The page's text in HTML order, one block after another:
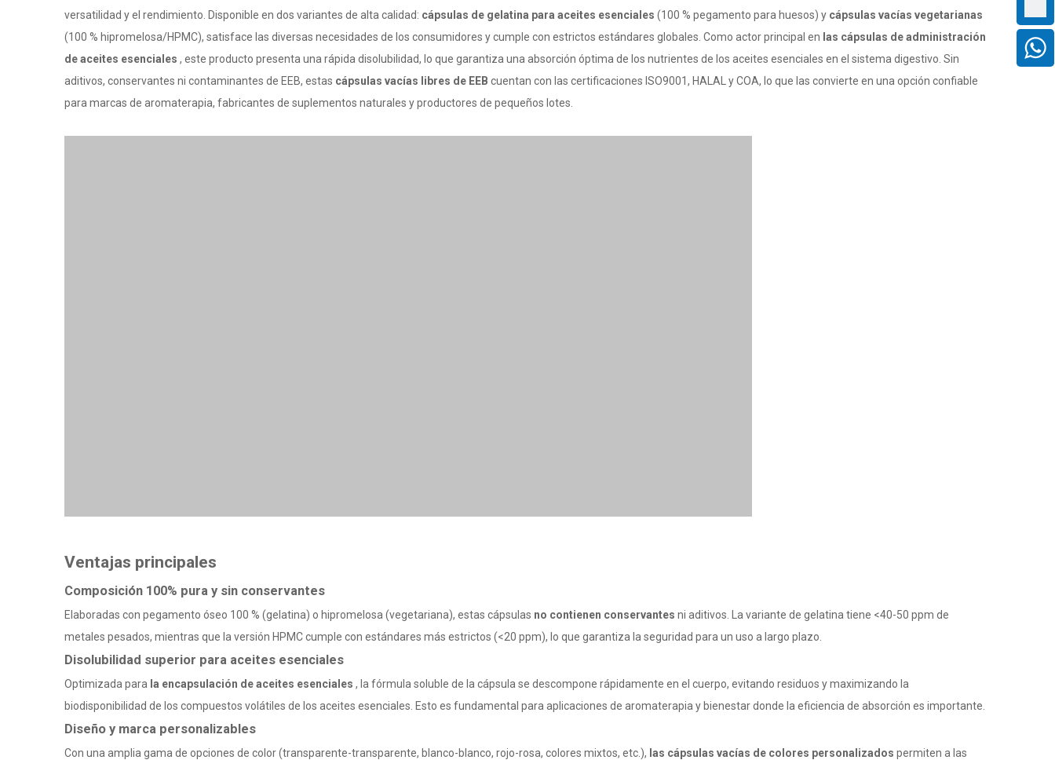
versatilidad y el rendimiento. Disponible en dos variantes de alta calidad: cápsulas de gelatina para aceites esenciales (100 % pegamento para huesos) y cápsulas vacías vegetarianas
(100 % hipromelosa/HPMC), satisface las diversas necesidades de los consumidores y cumple con estrictos estándares globales. Como actor principal en las cápsulas de administración
de aceites esenciales , este producto presenta una rápida disolubilidad, lo que garantiza una absorción óptima de los nutrientes de los aceites esenciales en el sistema digestivo. Sin
aditivos, conservantes ni contaminantes de EEB, estas cápsulas vacías libres de EEB cuentan con las certificaciones ISO9001, HALAL y COA, lo que las convierte en una opción confiable
para marcas de aromaterapia, fabricantes de suplementos naturales y productores de pequeños lotes.
Ventajas principales
Composición 100% pura y sin conservantes
Elaboradas con pegamento óseo 100 % (gelatina) o hipromelosa (vegetariana), estas cápsulas no contienen conservantes ni aditivos. La variante de gelatina tiene <40-50 ppm de
metales pesados, mientras que la versión HPMC cumple con estándares más estrictos (<20 ppm), lo que garantiza la seguridad para un uso a largo plazo.
Disolubilidad superior para aceites esenciales
Optimizada para la encapsulación de aceites esenciales , la fórmula soluble de la cápsula se descompone rápidamente en el cuerpo, evitando residuos y maximizando la
biodisponibilidad de los compuestos volátiles de los aceites esenciales. Esto es fundamental para aplicaciones de aromaterapia y bienestar donde la eficiencia de absorción es importante.
Diseño y marca personalizables
Con una amplia gama de opciones de color (transparente-transparente, blanco-blanco, rojo-rosa, colores mixtos, etc.), las cápsulas vacías de colores personalizados permiten a las